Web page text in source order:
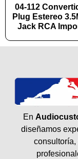
04-112
Plug Estereo
Jack RCA
En
diseñamos